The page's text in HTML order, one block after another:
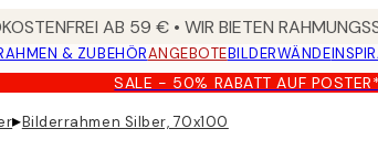
AB 59 € • WIR BIETEN
& ZUBEHÖRANGEBOTEBILDERWÄNDE
SALE - 50% RABATT AUF POSTER*
▸Bilderrahmen Silber, 70x100